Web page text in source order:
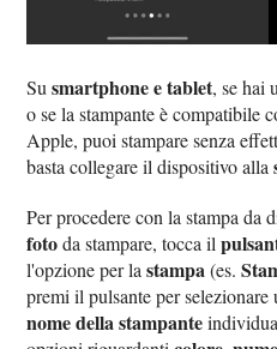
Susmartphone e tablet, se hai
o se la stampante è
Apple, puoi stampare senza
basta collegare il dispositivo alla
Per procedere con la stampa
fotoda stampare, tocca il
l'opzione per lastampa(es.
premi il pulsante per
nome della stampante